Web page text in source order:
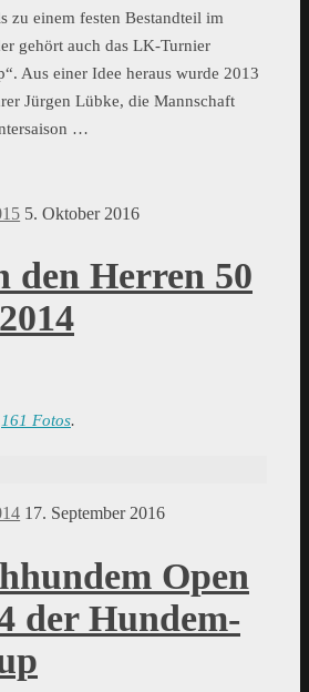
zu einem festen Bestandteil im
gehört auch das LK-Turnier
Aus einer Idee heraus wurde 2013
Jürgen Lübke, die Mannschaft
…
5. Oktober 2016
den Herren 50
161 Fotos.
17. September 2016
Open
der Hundem-